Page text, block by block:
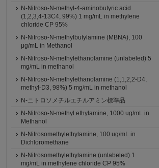
N-Nitroso-N-methyl-4-aminobutyric acid
(1,2,3,4-13C4, 99%) 1 mg/mL in methylene
chloride CP 95%
N-Nitroso-N-methylbutylamine (MBNA), 100
μg/mL in Methanol
N-Nitroso-N-methylethanolamine (unlabeled) 5
mg/mL in methanol
N-Nitroso-N-methylethanolamine (1,1,2,2-D4,
methyl-D3, 98%) 5 mg/mL in methanol
N-ニトロソメチルエチルアミン標準品
N-Nitroso-N-methyl ethylamine, 1000 ug/mL in
Methanol
N-Nitrosomethylethylamine, 100 ug/mL in
Dichloromethane
N-Nitrosomethylethylamine (unlabeled) 1
mg/mL in methylene chloride CP 95%